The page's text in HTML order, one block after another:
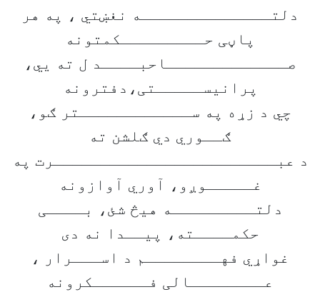
دلتــــــــــــــه نغښتي ، په هر
پاڼی حـــــــــکمتونه
صـــــــــــــاحبــــد ل ته یي،
پرانیســـــتی،دفترونه
چي د زړه په ســــــــــــتر ګو،
ګــوري دي ګلشن ته
د عبــــــــــــــــــــــــرت په
غـــــوږو، آوري آوازونه
دلتـــــــــه هیڅ شئ، بــــی
حکمــــته، پیــدا نه دی
غواړي فهــــــــم د اســـرار ،
عــــــــالی فــــــکرونه